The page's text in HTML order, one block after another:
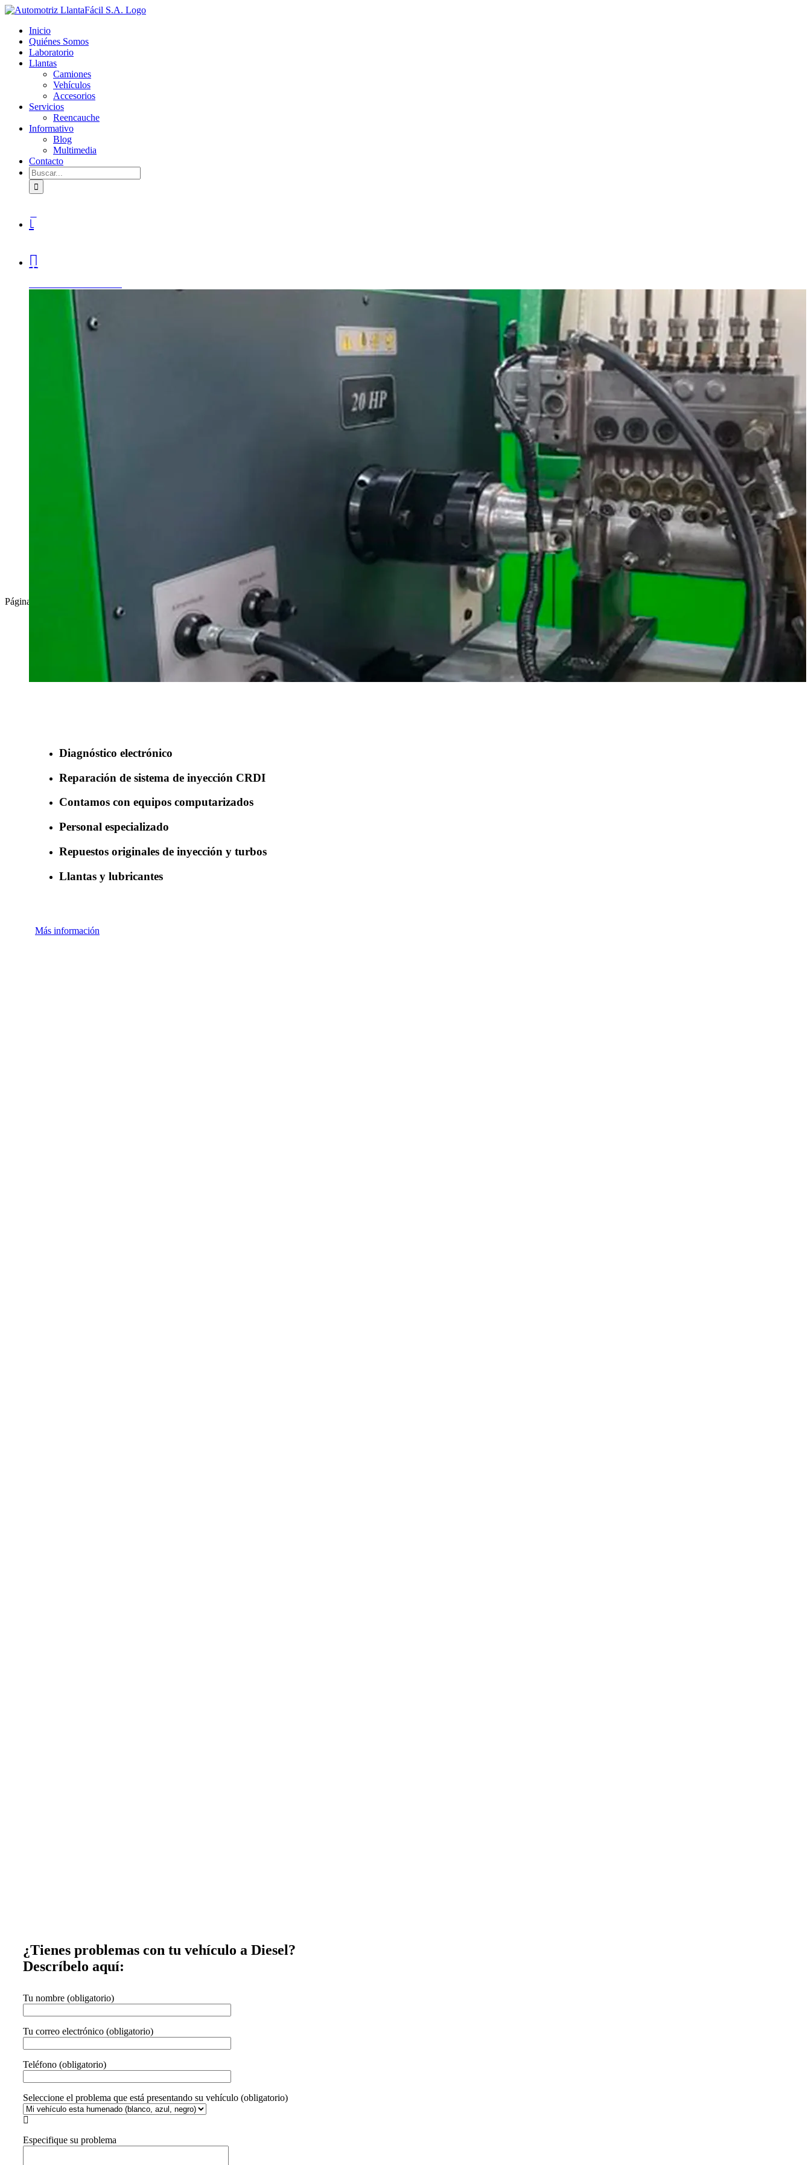
Skip
content
facebook
youtube
Inicio
Quiénes Somos
Laboratorio
Llantas
Camiones
Vehículos
Accesorios
Servicios
Reencauche
Informativo
Blog
Multimedia
Contacto
Buscar:


Página de Inicio administrador 2021-08-12T17:25:06+00:00
Diagnóstico electrónico
Reparación de sistema de inyección CRDI
Contamos con equipos computarizados
Personal especializado
Repuestos originales de inyección y turbos
Llantas y lubricantes
Más información
¿Tienes problemas con tu vehículo a Diesel?
Descríbelo aquí:
Tu nombre (obligatorio)
Tu correo electrónico (obligatorio)
Teléfono (obligatorio)
Seleccione el problema que está presentando su vehículo (obligatorio)

Especifique su problema